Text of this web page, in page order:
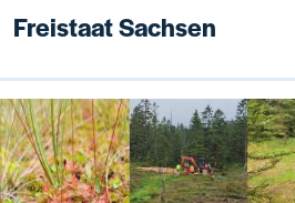
Freistaat Sachsen
Bild